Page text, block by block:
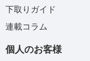
下取りガイド
連載コラム
個人のお客様